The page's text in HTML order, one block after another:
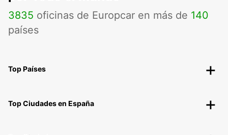
3835 oficinas de Europcar en más de 140
países
Top Países
Top Ciudades en España